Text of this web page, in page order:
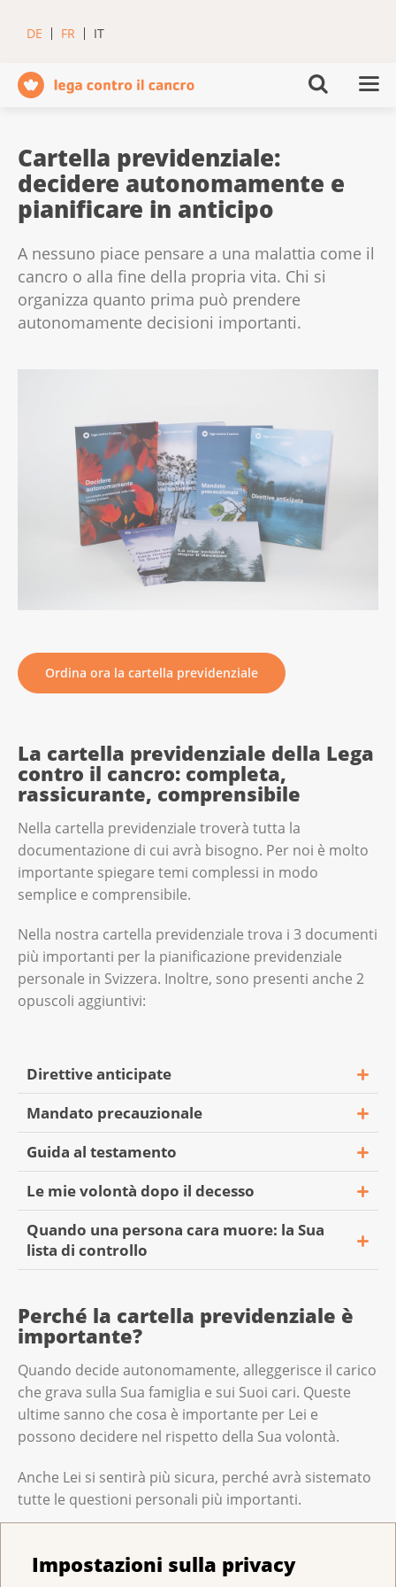
Impostazioni sulla privacy
DE FR IT
Cartella previdenziale:
decidere autonomamente e
pianificare in anticipo
A nessuno piace pensare a una malattia come il
cancro o alla fine della propria vita. Chi si
organizza quanto prima può prendere
autonomamente decisioni importanti.
Ordina ora la cartella previdenziale
La cartella previdenziale della Lega
contro il cancro: completa,
rassicurante, comprensibile
Nella cartella previdenziale troverà tutta la
documentazione di cui avrà bisogno. Per noi è molto
importante spiegare temi complessi in modo
semplice e comprensibile.
Nella nostra cartella previdenziale trova i 3 documenti
più importanti per la pianificazione previdenziale
personale in Svizzera. Inoltre, sono presenti anche 2
opuscoli aggiuntivi:
Direttive anticipate
Nelle direttive anticipate Lei indica quali cure
Mandato precauzionale
Contenuto
Guida al testamento
Le mie volontà dopo il decesso
Quando una persona cara muore: la Sua
lista di controllo
Perché la cartella previdenziale è
importante?
Quando decide autonomamente, alleggerisce il carico
che grava sulla Sua famiglia e sui Suoi cari. Queste
ultime sanno che cosa è importante per Lei e
possono decidere nel rispetto della Sua volontà.
Anche Lei si sentirà più sicura, perché avrà sistemato
tutte le questioni personali più importanti.